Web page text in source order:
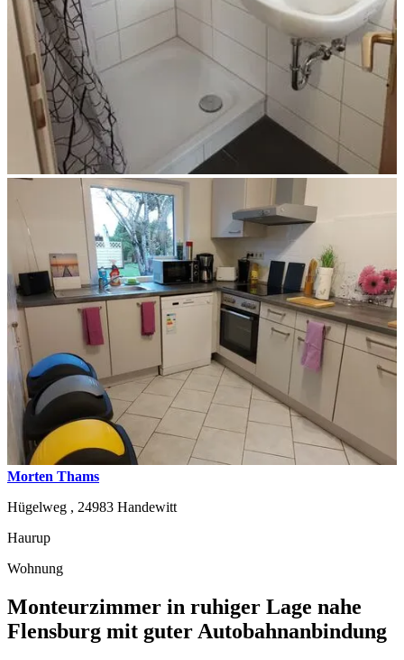
Morten Thams
Hügelweg , 24983 Handewitt
Haurup
Wohnung
Monteurzimmer in ruhiger Lage nahe
Flensburg mit guter Autobahnanbindung